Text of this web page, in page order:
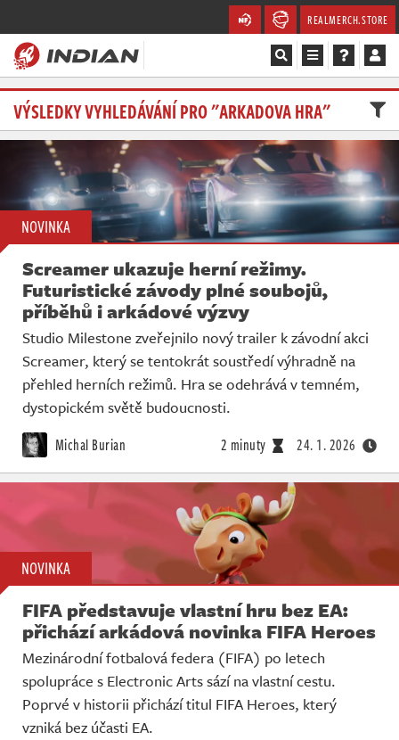
REALMERCH.STORE
Magazín
Recenze
Videa
Soutěže
Databáze
Komunita
Redakce
Živě
VÝSLEDKY VYHLEDÁVÁNÍ PRO "ARKADOVA HRA"
NOVINKA
Screamer ukazuje herní režimy.
Futuristické závody plné soubojů,
příběhů i arkádové výzvy
Studio Milestone zveřejnilo nový trailer k závodní akci
Screamer, který se tentokrát soustředí výhradně na
přehled herních režimů. Hra se odehrává v temném,
dystopickém světě budoucnosti.
Michal Burian 2 minuty 24. 1. 2026
NOVINKA
FIFA představuje vlastní hru bez EA:
přichází arkádová novinka FIFA Heroes
Mezinárodní fotbalová federa (FIFA) po letech
spolupráce s Electronic Arts sází na vlastní cestu.
Poprvé v historii přichází titul FIFA Heroes, který
vzniká bez účasti EA.